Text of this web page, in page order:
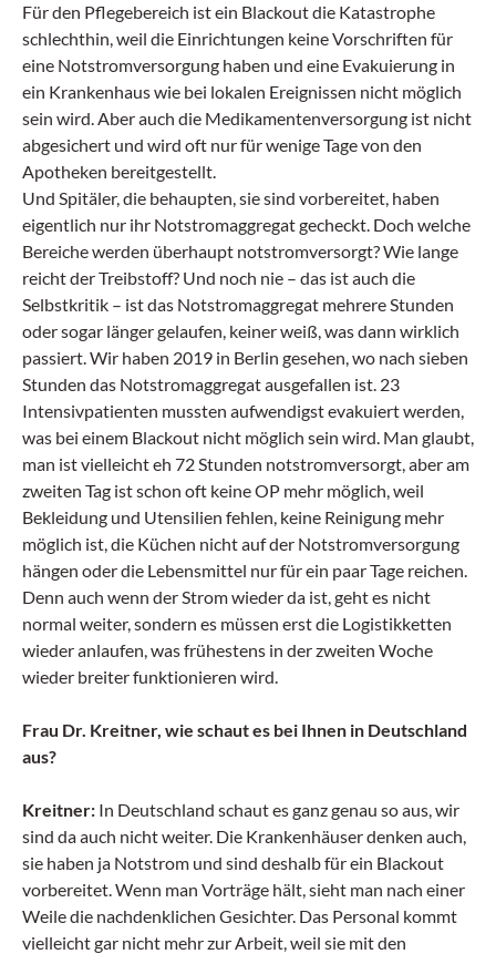
Für den Pflegebereich ist ein Blackout die Katastrophe
schlechthin, weil die Einrichtungen keine Vorschriften für
eine Notstromversorgung haben und eine Evakuierung in
ein Krankenhaus wie bei lokalen Ereignissen nicht möglich
sein wird. Aber auch die Medikamentenversorgung ist nicht
abgesichert und wird oft nur für wenige Tage von den
Apotheken bereitgestellt.
Und Spitäler, die behaupten, sie sind vorbereitet, haben
eigentlich nur ihr Notstromaggregat gecheckt. Doch welche
Bereiche werden überhaupt notstromversorgt? Wie lange
reicht der Treibstoff? Und noch nie – das ist auch die
Selbstkritik – ist das Notstromaggregat mehrere Stunden
oder sogar länger gelaufen, keiner weiß, was dann wirklich
passiert. Wir haben 2019 in Berlin gesehen, wo nach sieben
Stunden das Notstromaggregat ausgefallen ist. 23
Intensivpatienten mussten aufwendigst evakuiert werden,
was bei einem Blackout nicht möglich sein wird. Man glaubt,
man ist vielleicht eh 72 Stunden notstromversorgt, aber am
zweiten Tag ist schon oft keine OP mehr möglich, weil
Bekleidung und Utensilien fehlen, keine Reinigung mehr
möglich ist, die Küchen nicht auf der Notstromversorgung
hängen oder die Lebensmittel nur für ein paar Tage reichen.
Denn auch wenn der Strom wieder da ist, geht es nicht
normal weiter, sondern es müssen erst die Logistikketten
wieder anlaufen, was frühestens in der zweiten Woche
wieder breiter funktionieren wird.
Frau Dr. Kreitner, wie schaut es bei Ihnen in Deutschland
aus?
Kreitner: In Deutschland schaut es ganz genau so aus, wir
sind da auch nicht weiter. Die Krankenhäuser denken auch,
sie haben ja Notstrom und sind deshalb für ein Blackout
vorbereitet. Wenn man Vorträge hält, sieht man nach einer
Weile die nachdenklichen Gesichter. Das Personal kommt
vielleicht gar nicht mehr zur Arbeit, weil sie mit den